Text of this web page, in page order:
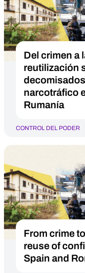
Del crimen a
reutilización
narcotráfico
Rumanía
CONTROL DEL PODER
From crime
reuse of
Spain and